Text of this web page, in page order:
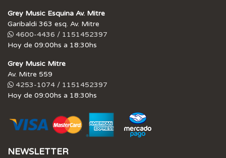
Grey Music Esquina Av. Mitre
Garibaldi 363 esq. Av. Mitre
4600-4436 / 1151452397
Hoy de 09:00hs a 18:30hs
Grey Music Mitre
Av. Mitre 559
4253-1074 / 1151452397
Hoy de 09:00hs a 18:30hs
NEWSLETTER